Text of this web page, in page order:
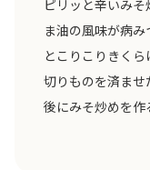
ピリッと辛いみ
ま油の風味が病
とこりこりきくら
切りものを済ま
後にみそ炒めを作